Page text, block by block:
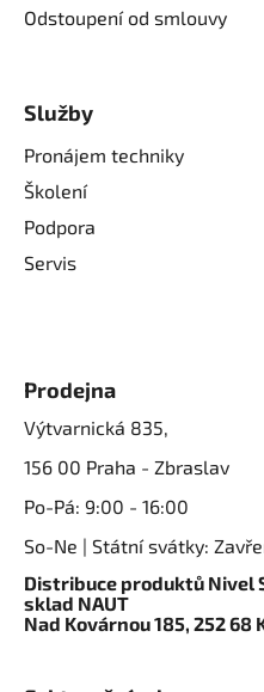
Odstoupení od smlouvy
Služby
Pronájem techniky
Školení
Podpora
Servis
Prodejna
Výtvarnická 835,
156 00 Praha - Zbraslav
Po-Pá: 9:00 - 16:00
So-Ne | Státní svátky:
Distribuce produktů Nivel
sklad NAUT
Nad Kovárnou 185, 252 68